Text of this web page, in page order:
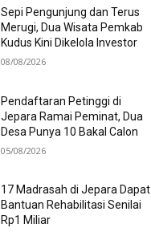
Sepi Pengunjung dan Terus
Merugi, Dua Wisata Pemkab
Kudus Kini Dikelola Investor
08/08/2026
Pendaftaran Petinggi di
Jepara Ramai Peminat, Dua
Desa Punya 10 Bakal Calon
05/08/2026
17 Madrasah di Jepara Dapat
Bantuan Rehabilitasi Senilai
Rp1 Miliar